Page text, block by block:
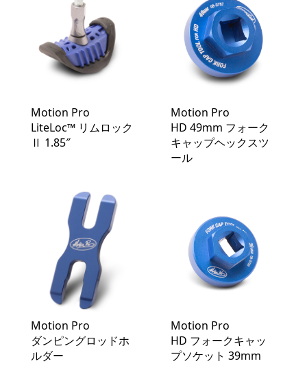
Motion Pro
LiteLoc™️ リムロック
Ⅱ 1.85″
Motion Pro
HD 49mm フォーク
キャップヘックスツ
ール
Motion Pro
ダンピングロッドホ
ルダー
Motion Pro
HD フォークキャッ
プソケット 39mm